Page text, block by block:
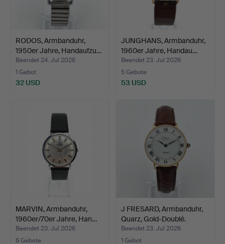
RODOS, Armbanduhr,
1950er Jahre, Handaufzu…
Beendet 24. Jul 2026
1 Gebot
32 USD
JUNGHANS, Armbanduhr,
1960er Jahre, Handau…
Beendet 23. Jul 2026
5 Gebote
53 USD
MARVIN, Armbanduhr,
1960er/70er Jahre, Han…
Beendet 23. Jul 2026
6 Gebote
J FRESARD, Armbanduhr,
Quarz, Gold-Doublé.
Beendet 23. Jul 2026
1 Gebot